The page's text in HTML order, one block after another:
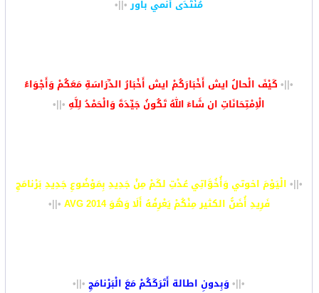
مُنْتَدَى أنمي باور•||•
•||• كَيْفَ الْحالُ ايش أَخْبَارَكُمْ ايش أَخْبَارُ الدِّرَاسَةِ مَعَكُمْ وَأَجْوَاءُ
الْاِمْتِحَانَاتِ ان شَاءَ اللهُ تَكُونُ جَيِّدَةَ وَالْحَمْدُ لِلَّهِ •||•
•||• الْيَوْمَ اخوتي وَأُخُوَّاتِي عُدْتِ لكَمْ مِنْ جَدِيدِ بِمَوْضُوعِ جَدِيدِ بَرْنامَجِ
فَرِيدِ أُضَنُّ الكثير مِنْكُمْ يَعْرِفُهُ أَلَا وَهُوَAVG 2014
•||•
•||• وَبِدونِ اطالة أَتَرَكَكُمْ مَعَ الْبَرْنامَجِ •||•